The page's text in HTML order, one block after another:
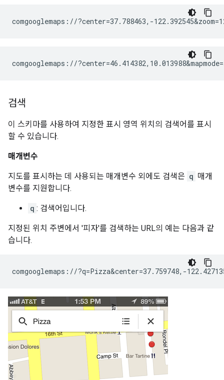
comgooglemaps://
검색
이 스키마를 사용하여 지정한 표시 영역 위치의 검색어를 표시
할 수 있습니다.
매개변수
지도를 표시하는 데 사용되는 매개변수 외에도 검색은 q 매개
변수를 지원합니다.
q : 검색어입니다.
지정된 위치 주변에서 '피자'를 검색하는 URL의 예는 다음과 같
습니다.